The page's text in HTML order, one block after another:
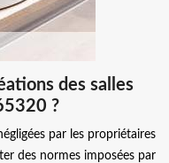
des salles
?
par les propriétaires
des normes imposées par